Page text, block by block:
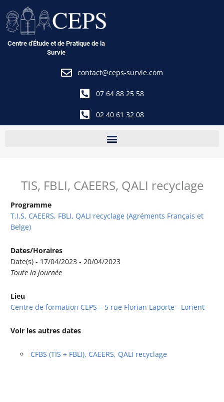
au
contenu
Centre d'Étude et de Pratique de la
Survie
contact@ceps-survie.com
07 64 88 25 58
02 40 61 32 08
TIS, FBLI, CAEERS, QALI recyclage
Programme
T.I.S, CAEERS, FBLI, QALI recyclage (Agréments Français et
Belge)
Dates/Horaires
Date(s) - 17/04/2023 - 20/04/2023
Toute la journée
Lieu
Centre de formation CEPS – 5 rue Florian Laporte - Lorient
Voir les autres dates
CFBS (TIS + FBLI), CAEERS, QALI recyclage